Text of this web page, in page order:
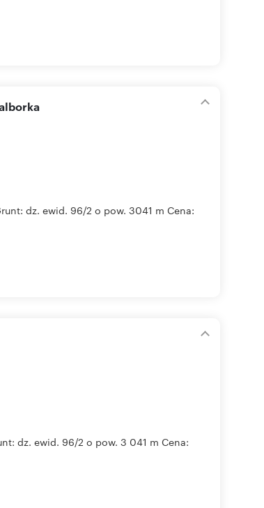
dz. ewid. 96/2 o pow. 3041 m Cena:
dz. ewid. 96/2 o pow. 3 041 m Cena: